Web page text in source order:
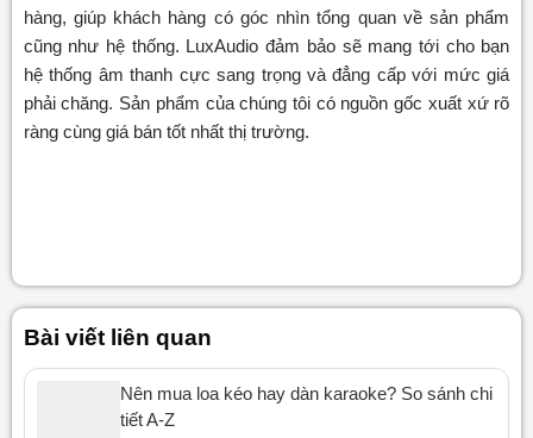
hàng, giúp khách hàng có góc nhìn tổng quan về sản phẩm
cũng như hệ thống. LuxAudio đảm bảo sẽ mang tới cho bạn
hệ thống âm thanh cực sang trọng và đẳng cấp với mức giá
phải chăng. Sản phẩm của chúng tôi có nguồn gốc xuất xứ rõ
ràng cùng giá bán tốt nhất thị trường.
Bài viết liên quan
Nên mua loa kéo hay dàn karaoke? So sánh chi
tiết A-Z